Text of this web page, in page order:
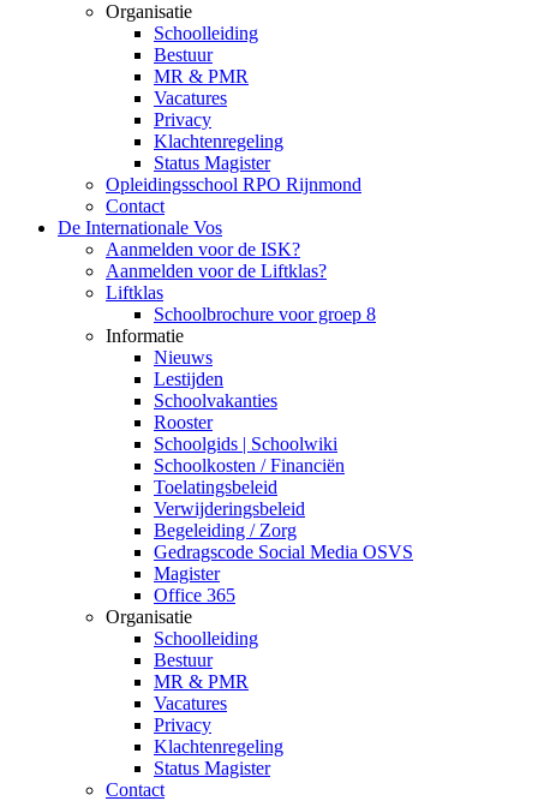
Organisatie
Schoolleiding
Bestuur
MR & PMR
Vacatures
Privacy
Klachtenregeling
Status Magister
Opleidingsschool RPO Rijnmond
Contact
De Internationale Vos
Aanmelden voor de ISK?
Aanmelden voor de Liftklas?
Liftklas
Schoolbrochure voor groep 8
Informatie
Nieuws
Lestijden
Schoolvakanties
Rooster
Schoolgids | Schoolwiki
Schoolkosten / Financiën
Toelatingsbeleid
Verwijderingsbeleid
Begeleiding / Zorg
Gedragscode Social Media OSVS
Magister
Office 365
Organisatie
Schoolleiding
Bestuur
MR & PMR
Vacatures
Privacy
Klachtenregeling
Status Magister
Contact